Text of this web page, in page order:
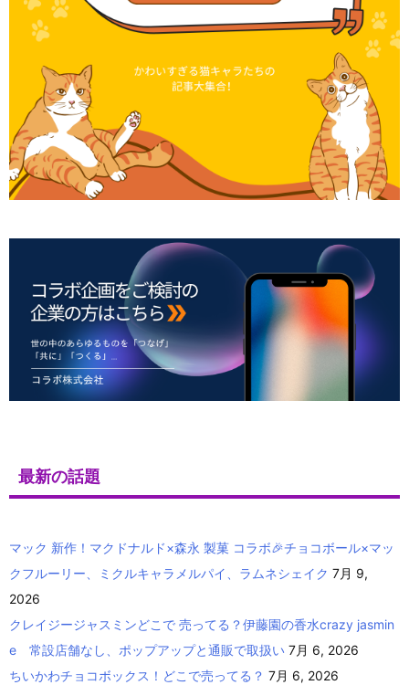
最新の話題
マック 新作！マクドナルド×森永 製菓 コラボ🎉チョコボール×マッ
クフルーリー、ミクルキャラメルパイ、ラムネシェイク 7月 9,
2026
クレイジージャスミンどこで 売ってる？伊藤園の香水crazy jasmin
e 常設店舗なし、ポップアップと通販で取扱い 7月 6, 2026
ちいかわチョコボックス！どこで売ってる？ 7月 6, 2026